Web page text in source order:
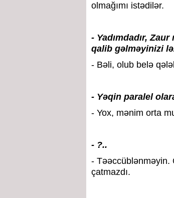
olmağımı istədilər.
- Yadımdadır,
qalib gəlməyinizi
- Bəli, olub belə
- Yəqin paralel
- Yox, mənim orta
- ?..
- Təəccüblənməyin.
çatmazdı.